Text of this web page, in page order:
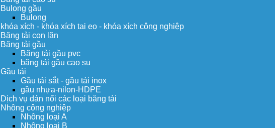
Bulong gầu
Bulong
khóa xích - khóa xích tai eo - khóa xích công nghiệp
Băng tải con lăn
Băng tải gầu
Băng tải gầu pvc
băng tải gầu cao su
Gầu tải
Gầu tải sắt - gầu tải inox
gầu nhựa-nilon-HDPE
Dịch vụ dán nối các loại băng tải
Nhông công nghiệp
Nhông loại A
Nhông loại B